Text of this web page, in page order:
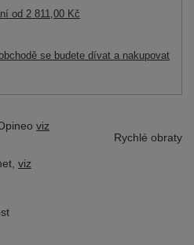
od 2 811,00 Kč
se budete dívat a nakupovat
viz
Rychlé obraty
viz